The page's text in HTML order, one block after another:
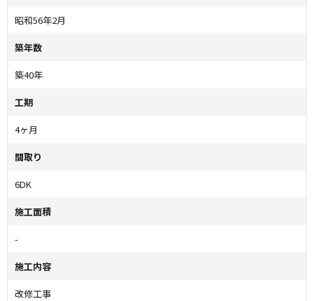
昭和56年2月
築年数
築40年
工期
4ヶ月
間取り
6DK
施工面積
-
施工内容
改修工事